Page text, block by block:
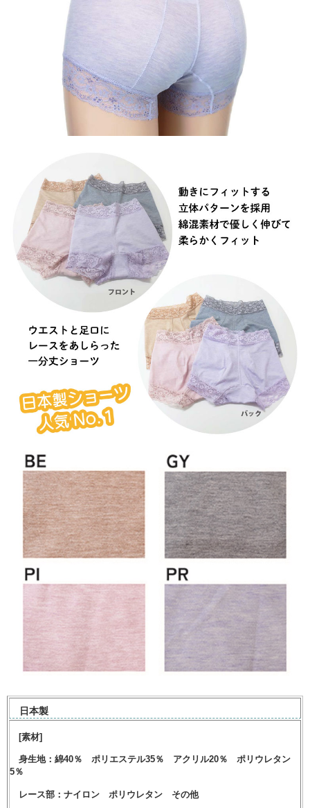
日本製
[素材]
身生地：綿40％ ポリエステル35％ アクリル20％ ポリウレタン
5％
レース部：ナイロン ポリウレタン その他